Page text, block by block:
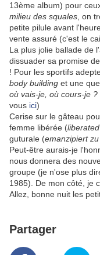
13ème album) pour
milieu des squales , on
petite pilule avant
vente assuré (c'est le
La plus jolie ballade de
dissuader sa promise
! Pour les sportifs
body building et une
où vais-je, où cours-je ?
vous ici)
Cerise sur le gâteau
femme libérée (
guturale (emanzipiert
Peut-être aurais-je
nous donnera des
groupe (je n'ose plus
1985). De mon côté, je
Allez, bonne nuit les
Partager